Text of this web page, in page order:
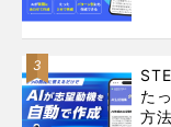
3
た
方